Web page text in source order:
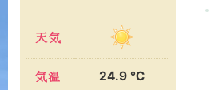
24.9 ℃